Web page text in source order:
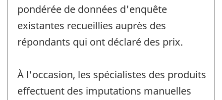
pondérée de données d'enquête
existantes recueillies auprès des
répondants qui ont déclaré des prix.
À l'occasion, les spécialistes des produits
effectuent des imputations manuelles